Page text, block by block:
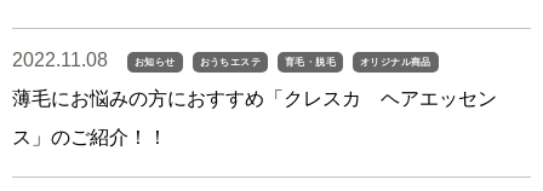
2022.11.08 お知らせ おうちエステ 育毛・脱毛 オリジナル商品
薄毛にお悩みの方におすすめ「クレスカ ヘアエッセン
ス」のご紹介！！